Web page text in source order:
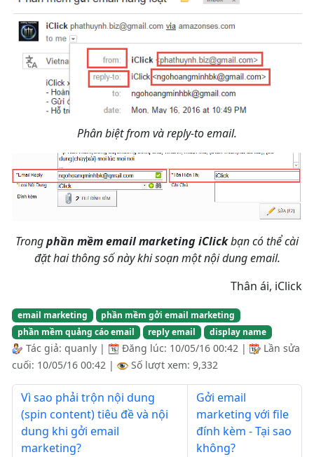
Phân biệt from và reply-to email.
Trongphần mềm email marketing iClickbạn có thể cài
đặt hai thông số này khi soạn một nội dung email.
Thân ái, iClick
email marketing
phần mềm gởi email marketing
phần mềm quảng cáo email
reply email display name
Tác giả: quanly | Đăng lúc: 10/05/16 00:42 |
Lần sửa
cuối: 10/05/16 00:42 | Số lượt xem: 9,332
Vì sao phải trộn nội dung
(spin content) tiêu đề và nội
dung khi gởi email
marketing?
Gởi email
marketing với file
đính kèm - Tại sao
không?